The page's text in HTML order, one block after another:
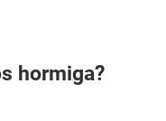
hormiga?